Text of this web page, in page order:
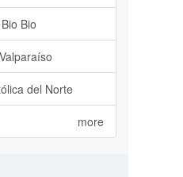
Bio
del Norte
more